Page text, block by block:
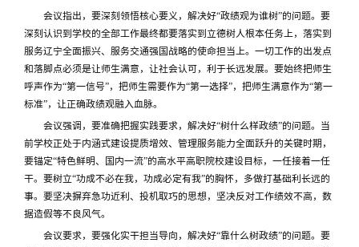
会议指出，要深刻领悟核心要义，解决好“政绩观为谁树”的问题。要
深刻认识到学校的全部工作最终都要落实到立德树人根本任务上，落实到
服务辽宁全面振兴、服务交通强国战略的使命担当上。一切工作的出发点
和落脚点必须是让师生满意，让社会认可，利于长远发展。要始终把师生
呼声作为“第一信号”，把师生需要作为“第一选择”，把师生满意作为“第一
标准”，让正确政绩观融入血脉。
会议强调，要准确把握实践要求，解决好“树什么样政绩”的问题。当
前学校正处于内涵式建设提质增效、管理服务能力全面跃升的关键时期，
要锚定“特色鲜明、国内一流”的高水平高职院校建设目标，一任接着一任
干。要树立“功成不必在我，功成必定有我”的胸怀，多做打基础利长远的
事。要坚决摒弃急功近利、投机取巧的思想，坚决反对工作绩效不高，数
据造假等不良风气。
会议要求，要强化实干担当导向，解决好“靠什么树政绩”的问题。要